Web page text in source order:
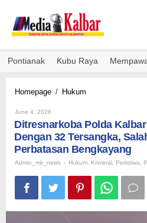
content
Pontianak Kubu Raya
Homepage / Hukum
Unkap
21
Kasus
Dengan
32
Tersangka,
Salah
Satunya
June 4, 2026
Ditresnarkoba Polda
Dengan 32 Tersangka,
Perbatasan Bengkayang
Admin_mk_news - Hukum Kriminal Peristiwa